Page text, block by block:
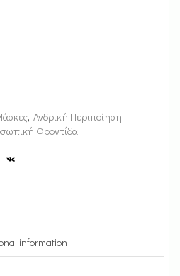
, Ανδρική Περιποίηση,
Φροντίδα
information